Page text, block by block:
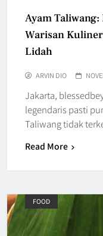
Ayam
Warisan
Lidah
ARVIN DIO
Jakarta,
legendaris pasti
Taliwang tidak
Read More
FOOD